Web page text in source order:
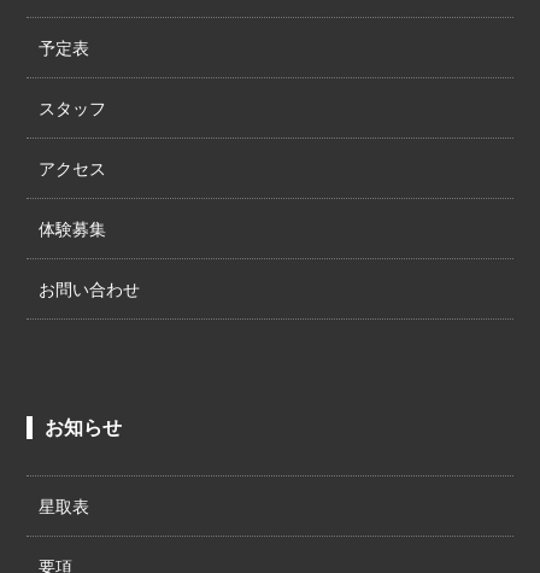
予定表
スタッフ
アクセス
体験募集
お問い合わせ
お知らせ
星取表
要項